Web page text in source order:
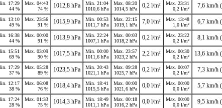
17:29
44 %
Max. 04:43
74 %
1012,8 hPa
Min. 21:04
1010,6 hPa
Max. 08:20
1014,5 hPa
0,2 l/m²
Max. 23:31
0,2 l/m²
7,6 km/h
13:10
49 %
Max. 23:56
91 %
1015,9 hPa
Min. 00:53
1011,7 hPa
Max. 22:15
1019,1 hPa
7,0 l/m²
Max. 13:48
1,0 l/m²
6,7 km/h
16:38
44 %
Max. 00:00
91 %
1013,9 hPa
Min. 22:24
1007,1 hPa
Max. 00:03
1018,2 hPa
0,2 l/m²
Max. 23:22
0,2 l/m²
8,1 km/h
15:51
69 %
Max. 03:09
90 %
1017,5 hPa
Min. 00:00
1011,6 hPa
Max. 23:57
1023,2 hPa
2,2 l/m²
Max. 00:30
0,2 l/m²
13,6 km/h
17:29
37 %
Max. 05:28
89 %
1023,5 hPa
Min. 20:43
1021,1 hPa
Max. 09:28
1025,7 hPa
0,2 l/m²
Max. 00:07
0,2 l/m²
7,3 km/h
12:17
38 %
Max. 06:08
76 %
1018,4 hPa
Min. 18:41
1015,5 hPa
Max. 00:00
1021,6 hPa
0,0 l/m²
Max. 00:00
0,0 l/m²
5,7 km/h
17:24
28 %
Max. 01:33
75 %
1014,3 hPa
Min. 18:49
1011,1 hPa
Max. 00:18
1016,2 hPa
0,0 l/m²
Max. 00:00
0,0 l/m²
9,5 km/h